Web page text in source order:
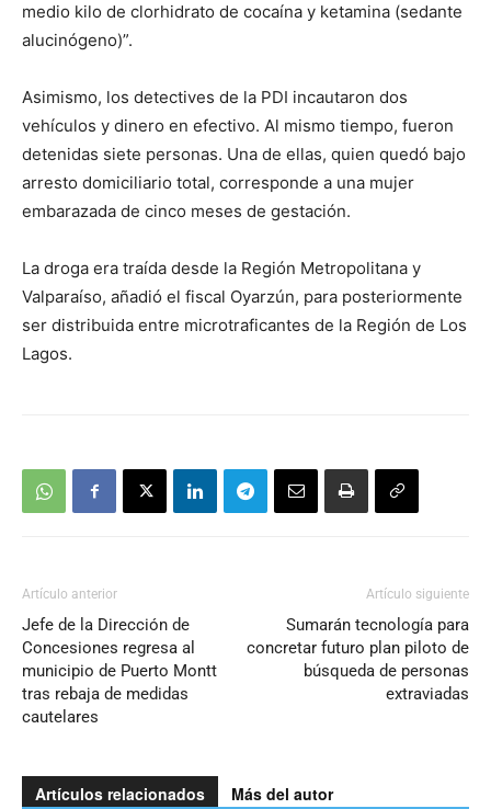
medio kilo de clorhidrato de cocaína y ketamina (sedante
alucinógeno)”.
Asimismo, los detectives de la PDI incautaron dos
vehículos y dinero en efectivo. Al mismo tiempo, fueron
detenidas siete personas. Una de ellas, quien quedó bajo
arresto domiciliario total, corresponde a una mujer
embarazada de cinco meses de gestación.
La droga era traída desde la Región Metropolitana y
Valparaíso, añadió el fiscal Oyarzún, para posteriormente
ser distribuida entre microtraficantes de la Región de Los
Lagos.
Artículo anterior
Jefe de la Dirección de
Concesiones regresa al
municipio de Puerto Montt
tras rebaja de medidas
cautelares
Artículo siguiente
Sumarán tecnología para
concretar futuro plan piloto de
búsqueda de personas
extraviadas
Artículos relacionados Más del autor